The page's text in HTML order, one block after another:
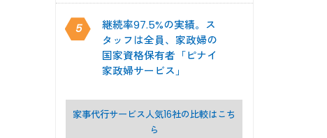
5
継続率97.5%の実績。ス
タッフは全員、家政婦の
国家資格保有者「ピナイ
家政婦サービス」
家事代行サービス人気16社の比較はこち
ら